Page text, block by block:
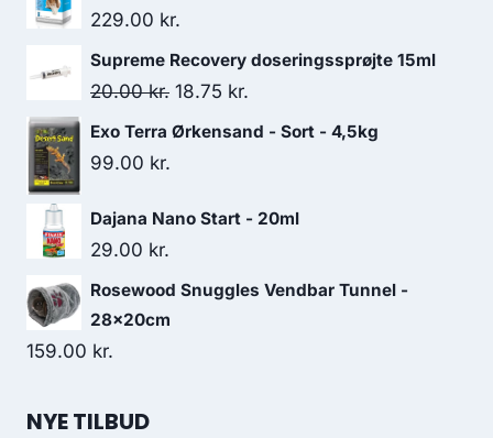
229.00 kr.
Supreme Recovery doseringssprøjte 15ml
20.00kr. Den
oprindelige
20.00 kr..
18.75 kr.
aktuelle
18.75 kr..
Exo Terra Ørkensand - Sort - 4,5kg
99.00 kr.
Dajana Nano Start - 20ml
29.00 kr.
Rosewood Snuggles Vendbar Tunnel -
28x20cm
159.00 kr.
NYE TILBUD